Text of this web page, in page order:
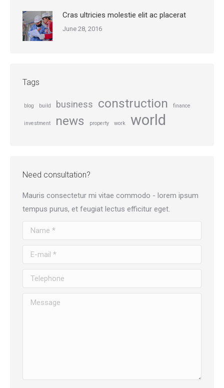
Cras ultricies molestie elit ac placerat
June 28, 2016
Tags
blog build business construction finance
investment news property work world
Need consultation?
Mauris consectetur mi vitae commodo - lorem ipsum
tempus purus, et feugiat lectus efficitur eget.
Name *
E-mail *
Telephone
Message